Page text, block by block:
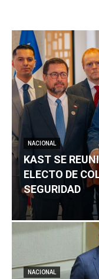
NACIONAL
KAST SE
ELECTO DE
SEGURIDAD
NACIONAL